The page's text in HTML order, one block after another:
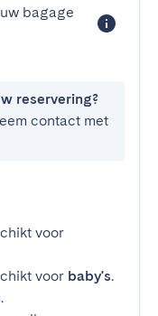
bagage
reservering?
contact met
voor
voor baby's.
.